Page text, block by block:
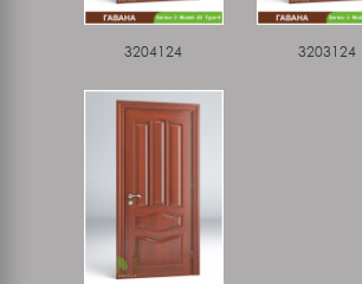
3204124 3203124